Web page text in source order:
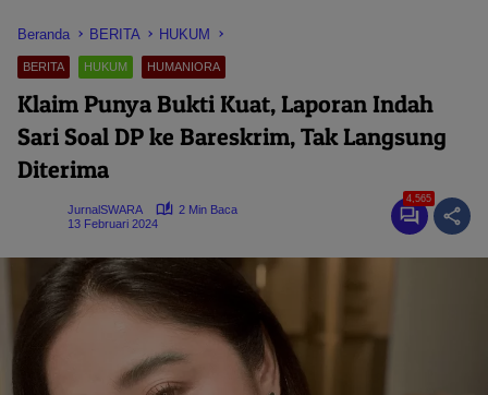
Beranda BERITA HUKUM
BERITA HUKUM HUMANIORA
Klaim Punya Bukti Kuat, Laporan Indah
Sari Soal DP ke Bareskrim, Tak Langsung
Diterima
JurnalSWARA
2 Min Baca
13 Februari 2024
4,565